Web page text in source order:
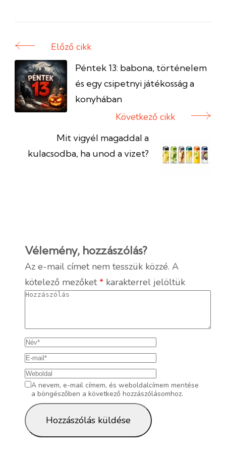
Bejegyzés
navigáció
Előző cikk
Péntek 13: babona, történelem
és egy csipetnyi játékosság a
konyhában
Következő cikk
Mit vigyél magaddal a
kulacsodba, ha unod a vizet?
Vélemény, hozzászólás?
Az e-mail címet nem tesszük közzé. A
kötelező mezőket* karakterrel jelöltük
A nevem, e-mail címem, és weboldalcímem mentése
a böngészőben a következő hozzászólásomhoz.